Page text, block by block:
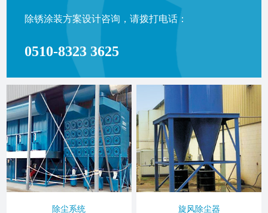
除锈涂装方案设计咨询，请拨打电话：
0510-8323 3625
除尘系统 旋风除尘器